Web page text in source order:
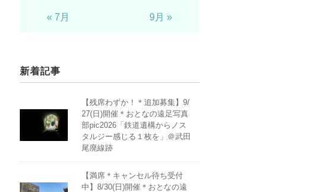
« 7月 9月 »
新着記事
【残席わずか！＊追加募集】9/
27(日)開催＊おとなの遠足写真
部pic2026「鉄道遺構からノス
タルジー感じる１枚を」＠武田
尾廃線跡
【満席＊キャンセル待ち受付
中】8/30(日)開催＊おとなの遠